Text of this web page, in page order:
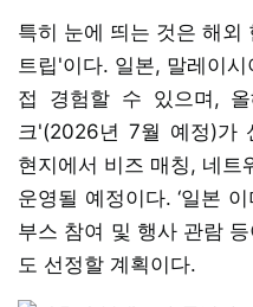
특히 눈에 띄는 것은 해외
트립'이다. 일본, 말레이
접 경험할 수 있으며,
크'(2026년 7월 예정)가
현지에서 비즈 매칭, 네
운영될 예정이다. ‘일본
부스 참여 및 행사 관람
도 선정할 계획이다.